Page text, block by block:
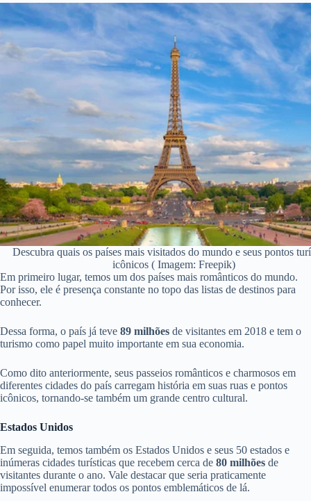
Descubra quais os países mais visitados do mundo e seus pontos
icônicos ( Imagem: Freepik)
Em primeiro lugar, temos um dos países mais românticos do mundo.
Por isso, ele é presença constante no topo das listas de destinos para
conhecer.
Dessa forma, o país já teve 89 milhões de visitantes em 2018 e tem o
turismo como papel muito importante em sua economia.
Como dito anteriormente, seus passeios românticos e charmosos em
diferentes cidades do país carregam história em suas ruas e pontos
icônicos, tornando-se também um grande centro cultural.
Estados Unidos
Em seguida, temos também os Estados Unidos e seus 50 estados e
inúmeras cidades turísticas que recebem cerca de 80 milhões de
visitantes durante o ano. Vale destacar que seria praticamente
impossível enumerar todos os pontos emblemáticos de lá.